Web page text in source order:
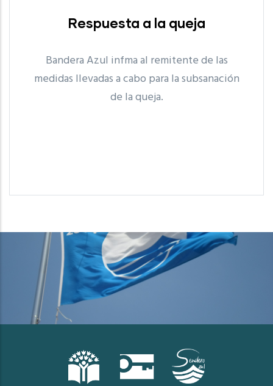
Respuesta a la queja
Bandera Azul infma al remitente de las
medidas llevadas a cabo para la subsanación
de la queja.